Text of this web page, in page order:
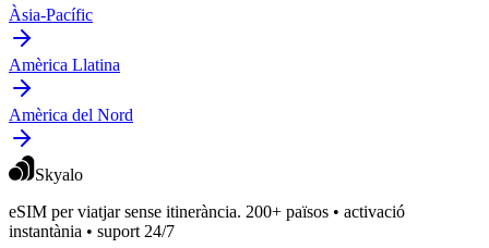
Àsia-Pacífic
Amèrica Llatina
Amèrica del Nord
Skyalo
eSIM per viatjar sense itinerància. 200+ països • activació
instantània • suport 24/7